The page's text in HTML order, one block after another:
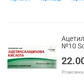
№10
Упаковка